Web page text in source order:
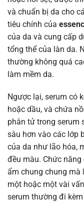
và chuẩn bị da cho
tiêu chính của
của da và cung cấp
tổng thể của làn da.
thường không quá
làm mềm da.
Ngược lại, serum có
hoặc dầu, và chứa
phân tử trong serum
sâu hơn vào các lớp
của da như lão hóa,
đều màu. Chức
ẩm chung chung mà
một hoặc một vài
serum thường đi